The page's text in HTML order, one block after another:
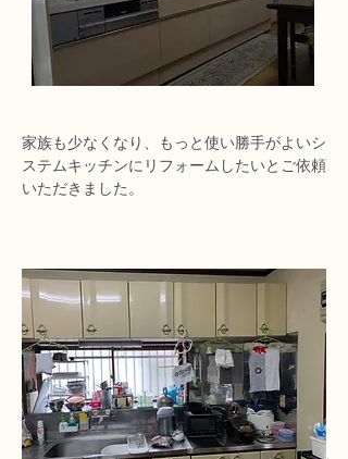
家族も少なくなり、もっと使い勝手がよいシ
ステムキッチンにリフォームしたいとご依頼
いただきました。